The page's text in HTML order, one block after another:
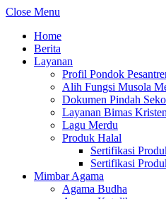
Close Menu
Home
Berita
Layanan
Profil Pondok
Alih Fungsi Musola
Dokumen Pindah
Layanan Bimas Kristen
Lagu Merdu
Produk Halal
Sertifikasi
Sertifikasi
Mimbar Agama
Agama Budha